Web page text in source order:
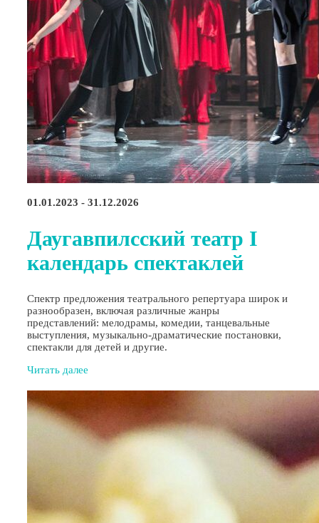
01.01.2023 - 31.12.2026
Даугавпилсский театр I
календарь спектаклей
Спектр предложения театрального репертуара широк и
разнообразен, включая различные жанры
представлений: мелодрамы, комедии, танцевальные
выступления, музыкально-драматические постановки,
спектакли для детей и другие.
Читать далее